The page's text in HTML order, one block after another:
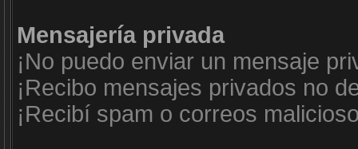
Mensajería privada
¡No puedo enviar un mensaje
¡Recibo mensajes privados no
¡Recibí spam o correos